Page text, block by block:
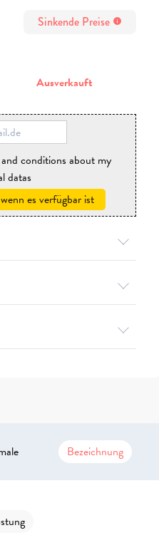
Sinkende Preise info
Ausverkauft
conditions about my
datas
es verfügbar ist
Bezeichnung